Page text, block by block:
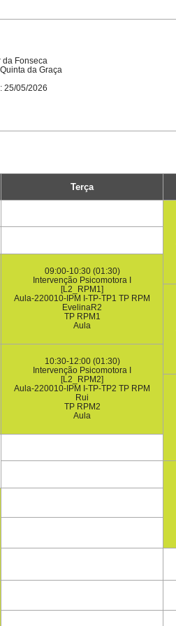
da Fonseca
da Graça
25/05/2026
Terça
09:00-10:30 (01:30)
Intervenção Psicomotora I
[L2_RPM1]
Aula-220010-IPM I-TP-TP1 TP RPM
EvelinaR2
TP RPM1
Aula
10:30-12:00 (01:30)
Intervenção Psicomotora I
[L2_RPM2]
Aula-220010-IPM I-TP-TP2 TP RPM
Rui
TP RPM2
Aula